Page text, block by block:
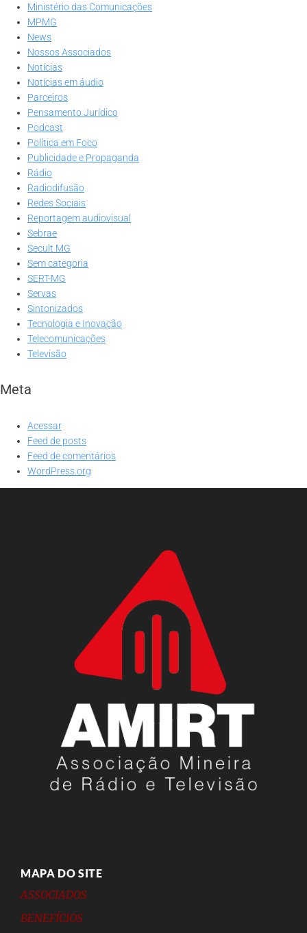
Ministério das Comunicações
MPMG
News
Nossos Associados
Notícias
Notícias em áudio
Parceiros
Pensamento Jurídico
Podcast
Política em Foco
Publicidade e Propaganda
Rádio
Radiodifusão
Redes Sociais
Reportagem audiovisual
Sebrae
Secult MG
Sem categoria
SERT-MG
Servas
Sintonizados
Tecnologia e Inovação
Telecomunicações
Televisão
Meta
Acessar
Feed de posts
Feed de comentários
WordPress.org
MAPA DO SITE
ASSOCIADOS
BENEFÍCIOS